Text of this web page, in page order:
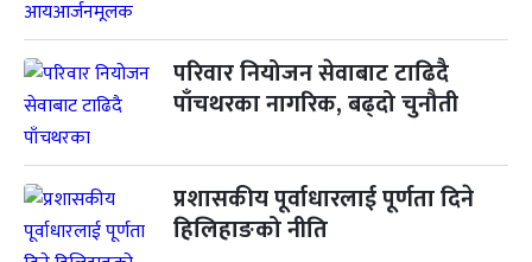
परिवार नियोजन सेवाबाट टाढिदै
पाँचथरका नागरिक, बढ्दो चुनौती
प्रशासकीय पूर्वाधारलाई पूर्णता दिने
हिलिहाङको नीति